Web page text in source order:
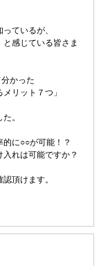
ているが、
感じている皆さま
かった
リット７つ」
。
に○○が可能！？
れは可能ですか？
頂けます。